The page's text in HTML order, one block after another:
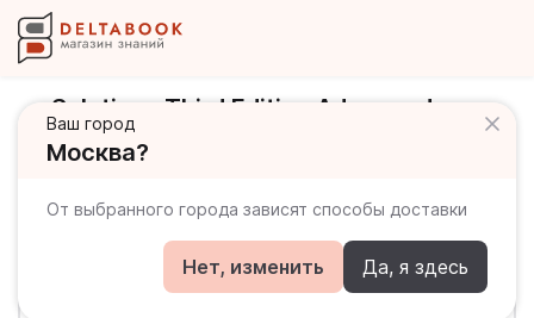
Ваш город
Москва?
От выбранного города зависят способы доставки
Нет, изменить Да, я здесь
Solutions Third Edition Advanced
Student's Book Online Practice Учебник